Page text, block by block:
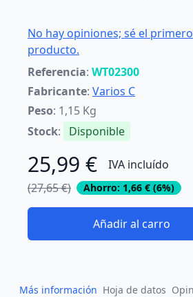
No hay opiniones; sé el
producto.
Referencia: WT02300
Fabricante: Varios C
Peso: 1,15 Kg
Stock: Disponible
25,99 €
IVA incluído
(27,65 €)
Ahorro: 1,66 € (6%)
Añadir al carro
Más información Hoja de datos